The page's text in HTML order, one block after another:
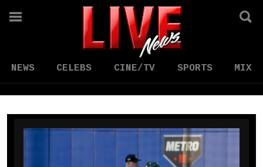
NEWS CELEBS CINE/TV SPORTS MIX